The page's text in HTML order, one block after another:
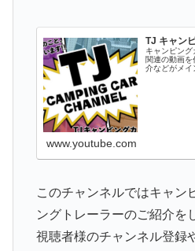
TJ キャン
キャンピン
関連の動画
介などがメイ
www.youtube.com
このチャンネルではキャン
ングトレーラーのご紹介を
視聴者様のチャンネル登録